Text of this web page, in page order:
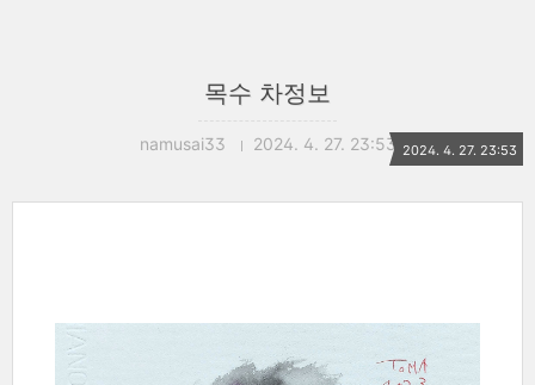
목수 차정보
namusai33 2024. 4. 27. 23:53 2024. 4. 27. 23:53